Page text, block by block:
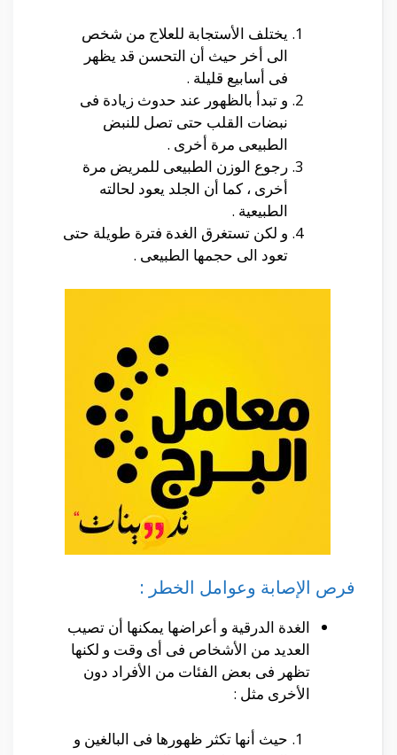
يختلف الأستجابة للعلاج من شخص
الى أخر حيث أن التحسن قد يظهر
فى أسابيع قليلة .
و تبدأ بالظهور عند حدوث زيادة فى
نبضات القلب حتى تصل للنبض
الطبيعى مرة أخرى .
رجوع الوزن الطبيعى للمريض مرة
أخرى ، كما أن الجلد يعود لحالته
الطبيعية .
و لكن تستغرق الغدة فترة طويلة حتى
تعود الى حجمها الطبيعى .
فرص الإصابة وعوامل الخطر :
الغدة الدرقية و أعراضها يمكنها أن تصيب
العديد من الأشخاص فى أى وقت و لكنها
تظهر فى بعض الفئات من الأفراد دون
الأخرى مثل :
حيث أنها تكثر ظهورها فى البالغين و